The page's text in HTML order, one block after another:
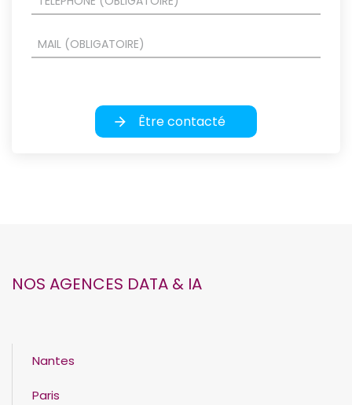
Être contacté
NOS AGENCES DATA & IA
Nantes
Paris